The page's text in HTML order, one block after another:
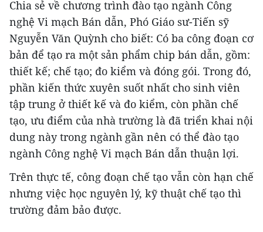
Chia sẻ về chương trình đào tạo ngành Công
nghệ Vi mạch Bán dẫn, Phó Giáo sư-Tiến sỹ
Nguyễn Văn Quỳnh cho biết: Có ba công đoạn cơ
bản để tạo ra một sản phẩm chip bán dẫn, gồm:
thiết kế; chế tạo; đo kiểm và đóng gói. Trong đó,
phần kiến thức xuyên suốt nhất cho sinh viên
tập trung ở thiết kế và đo kiểm, còn phần chế
tạo, ưu điểm của nhà trường là đã triển khai nội
dung này trong ngành gần nên có thể đào tạo
ngành Công nghệ Vi mạch Bán dẫn thuận lợi.
Trên thực tế, công đoạn chế tạo vẫn còn hạn chế
nhưng việc học nguyên lý, kỹ thuật chế tạo thì
trường đảm bảo được.